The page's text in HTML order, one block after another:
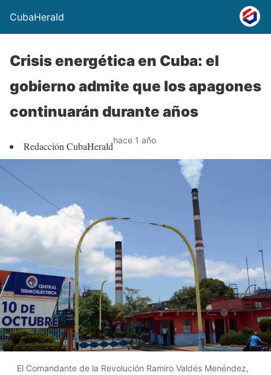
CubaHerald
Crisis energética en Cuba: el
gobierno admite que los apagones
continuarán durante años
Redacción CubaHeraldhace 1 año
El Comandante de la Revolución Ramiro Valdés Menéndez,